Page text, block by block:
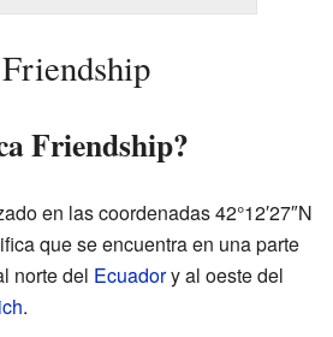
Friendship?
en las coordenadas 42°12′27″N
que se encuentra en una parte
norte del Ecuadory al oeste del
.